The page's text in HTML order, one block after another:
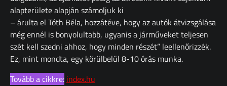
alapterülete alapján számoljuk ki
– árulta el Tóth Béla, hozzátéve, hogy az autók átvizsgálása
még ennél is bonyolultabb, ugyanis a járműveket teljesen
szét kell szedni ahhoz, hogy minden részét” leellenőrizzék.
Ez, mint mondta, egy körülbelül 8-10 órás munka.
Tovább a cikkre: index.hu